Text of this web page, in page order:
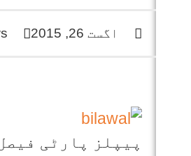
اگست 26, 2015
پیپلز پارٹی